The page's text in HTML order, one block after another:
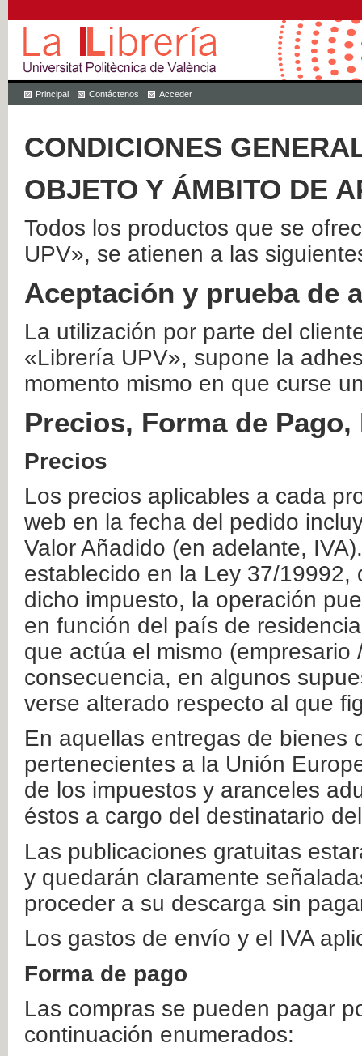
Principal Contáctenos Acceder
CONDICIONES
OBJETO Y ÁMBITO DE
Todos los productos que se
UPV», se atienen a las
Aceptación y prueba de
La utilización por parte del
«Librería UPV», supone la
momento mismo en que curse
Precios, Forma de
Precios
Los precios aplicables a cada
web en la fecha del pedido
Valor Añadido (en adelante,
establecido en la Ley 37/
dicho impuesto, la operación
en función del país de
que actúa el mismo
consecuencia, en algunos
verse alterado respecto al que
En aquellas entregas de bienes
pertenecientes a la Unión
de los impuestos y aranceles
éstos a cargo del destinatario
Las publicaciones gratuitas
y quedarán claramente
proceder a su descarga sin
Los gastos de envío y el IVA
Forma de pago
Las compras se pueden pagar
continuación enumerados: